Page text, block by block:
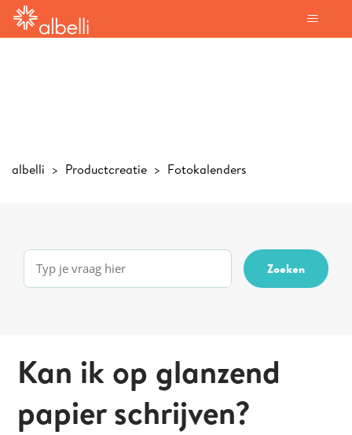
albelli Productcreatie Fotokalenders
Kan ik op glanzend
papier schrijven?